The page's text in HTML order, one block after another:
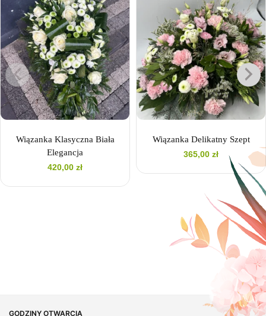
Wiązanka Klasyczna Biała
Elegancja
420,00 zł
Wiązanka Delikatny Szept
365,00 zł
GODZINY OTWARCIA